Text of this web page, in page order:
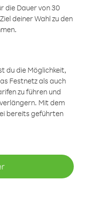
die Dauer von 30
deiner Wahl zu den
du die Möglichkeit,
Festnetz als auch
zu führen und
Mit dem
bereits geführten